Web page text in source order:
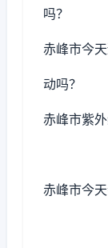
吗？
赤峰市今
动吗？
赤峰市紫外
赤峰市今天